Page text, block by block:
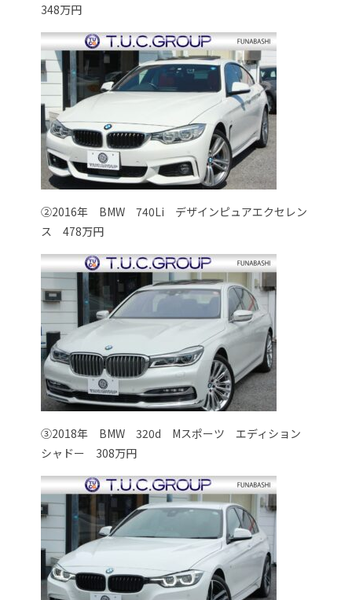
348万円
②2016年 BMW 740Li デザインピュアエクセレン
ス 478万円
③2018年 BMW 320d Mスポーツ エディション
シャドー 308万円